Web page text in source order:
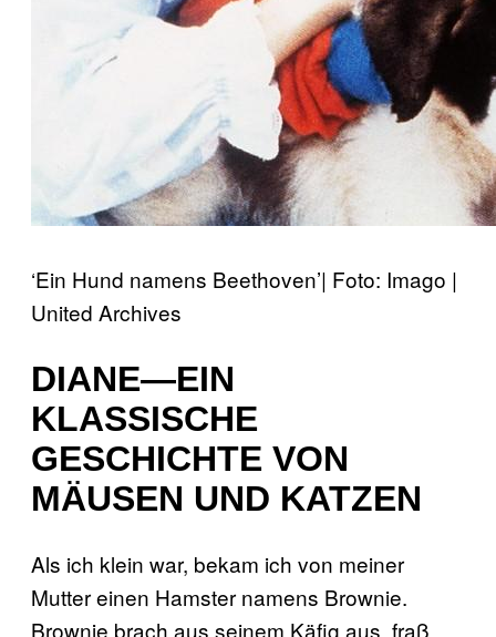
‘Ein Hund namens Beethoven’| Foto: Imago |
United Archives
DIANE—EIN
KLASSISCHE
GESCHICHTE VON
MÄUSEN UND KATZEN
Als ich klein war, bekam ich von meiner
Mutter einen Hamster namens Brownie.
Brownie brach aus seinem Käfig aus, fraß